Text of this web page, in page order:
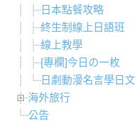
日本點餐攻略
終生制線上日語班
線上教學
[專欄]今日の一枚
日劇動漫名言學日文
海外旅行
公告